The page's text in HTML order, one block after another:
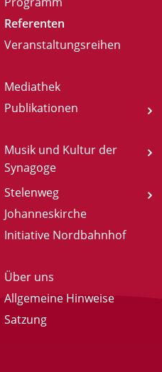
Referenten
Veranstaltungsreihen
Mediathek
Publikationen
Musik und Kultur der
Synagoge
Stelenweg
Johanneskirche
Initiative Nordbahnhof
Über uns
Allgemeine Hinweise
Satzung